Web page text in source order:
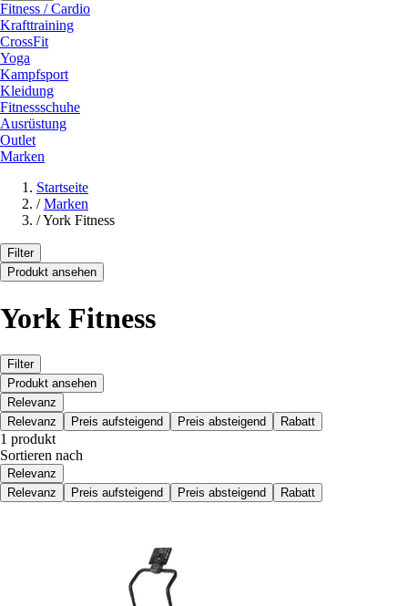
Fitness / Cardio
Krafttraining
CrossFit
Yoga
Kampfsport
Kleidung
Fitnessschuhe
Ausrüstung
Outlet
Marken
Startseite
/ Marken
/York Fitness
Filter
Produkt ansehen
York Fitness
Filter
Produkt ansehen
Relevanz
Relevanz
Preis aufsteigend Preis absteigend Rabatt
1 produkt
Sortieren nach
Relevanz
Relevanz
Preis aufsteigend Preis absteigend Rabatt